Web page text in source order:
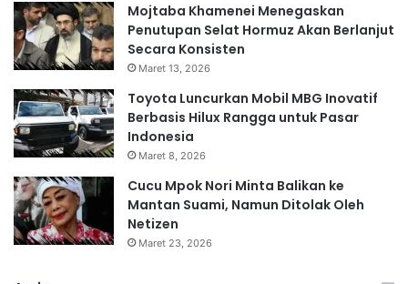
Mojtaba Khamenei Menegaskan
Penutupan Selat Hormuz Akan Berlanjut
Secara Konsisten
Maret 13, 2026
Toyota Luncurkan Mobil MBG Inovatif
Berbasis Hilux Rangga untuk Pasar
Indonesia
Maret 8, 2026
Cucu Mpok Nori Minta Balikan ke
Mantan Suami, Namun Ditolak Oleh
Netizen
Maret 23, 2026